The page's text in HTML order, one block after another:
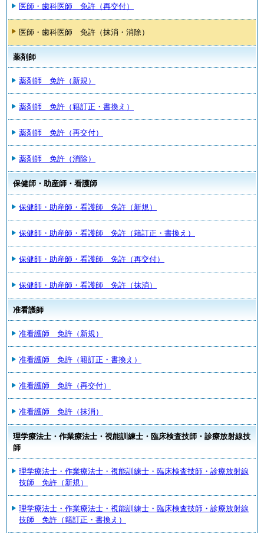
医師・歯科医師 免許（再交付）
医師・歯科医師 免許（抹消・消除）
薬剤師
薬剤師 免許（新規）
薬剤師 免許（籍訂正・書換え）
薬剤師 免許（再交付）
薬剤師 免許（消除）
保健師・助産師・看護師
保健師・助産師・看護師 免許（新規）
保健師・助産師・看護師 免許（籍訂正・書換え）
保健師・助産師・看護師 免許（再交付）
保健師・助産師・看護師 免許（抹消）
准看護師
准看護師 免許（新規）
准看護師 免許（籍訂正・書換え）
准看護師 免許（再交付）
准看護師 免許（抹消）
理学療法士・作業療法士・視能訓練士・臨床検査技師・診療放射線技
師
理学療法士・作業療法士・視能訓練士・臨床検査技師・診療放射線
技師 免許（新規）
理学療法士・作業療法士・視能訓練士・臨床検査技師・診療放射線
技師 免許（籍訂正・書換え）